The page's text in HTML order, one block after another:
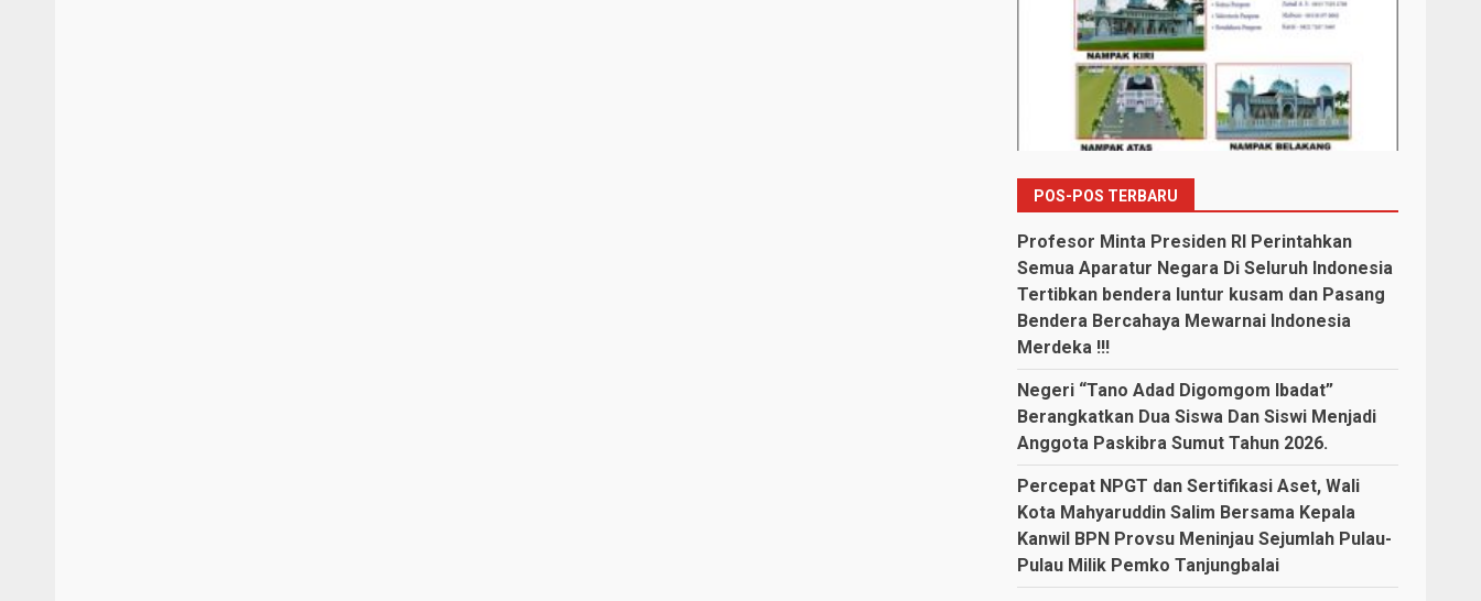
POS-POS TERBARU
Profesor Minta Presiden RI Perintahkan
Semua Aparatur Negara Di Seluruh Indonesia
Tertibkan bendera luntur kusam dan Pasang
Bendera Bercahaya Mewarnai Indonesia
Merdeka !!!
Negeri “Tano Adad Digomgom Ibadat”
Berangkatkan Dua Siswa Dan Siswi Menjadi
Anggota Paskibra Sumut Tahun 2026.
Percepat NPGT dan Sertifikasi Aset, Wali
Kota Mahyaruddin Salim Bersama Kepala
Kanwil BPN Provsu Meninjau Sejumlah Pulau-
Pulau Milik Pemko Tanjungbalai